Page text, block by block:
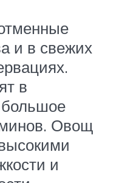
и в свежих
в
Овощ
и